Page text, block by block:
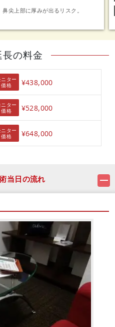
尖上部に厚みが出るリスク。
の料金
ター
価格
¥438,000
ター
価格
¥528,000
ター
価格
¥648,000
当日の流れ